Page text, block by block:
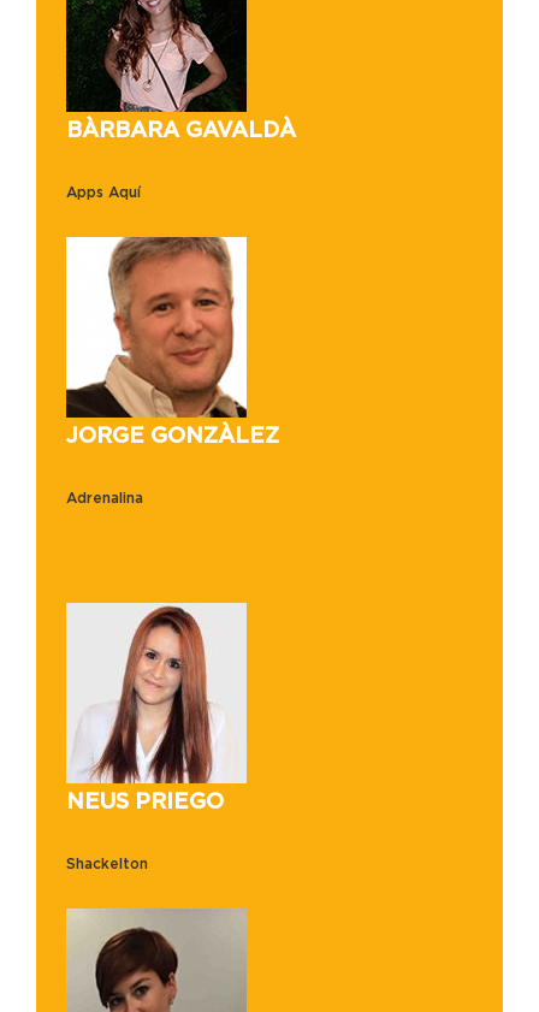
BÀRBARA GAVALDÀ
Apps Aquí
JORGE GONZÀLEZ
Adrenalina
NEUS PRIEGO
Shackelton